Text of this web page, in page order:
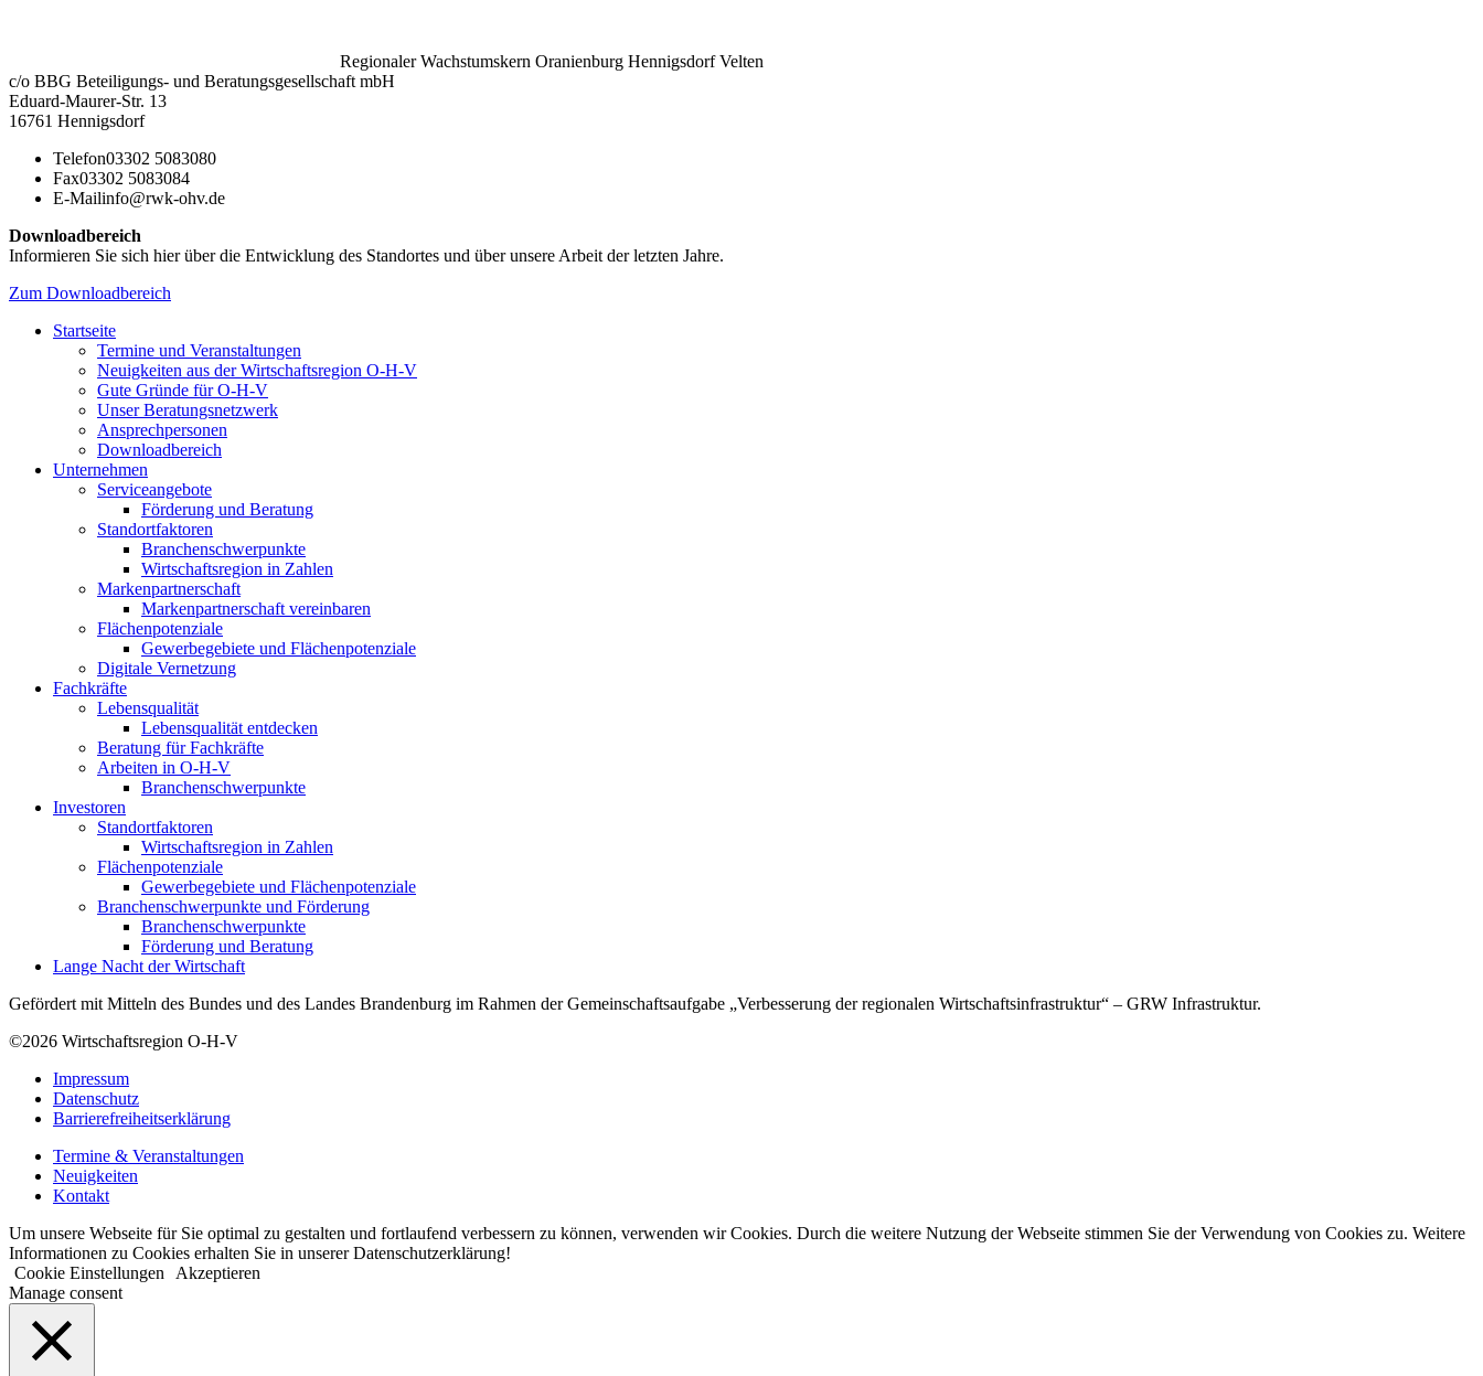
Regionaler Wachstumskern Oranienburg Hennigsdorf Velten
c/o BBG Beteiligungs- und Beratungsgesellschaft mbH
Eduard-Maurer-Str. 13
16761 Hennigsdorf
Telefon03302 5083080
Fax03302 5083084
E-Mailinfo@rwk-ohv.de
Downloadbereich
Informieren Sie sich hier über die Entwicklung des Standortes und über unsere Arbeit der letzten Jahre.
Zum Downloadbereich
Startseite
Termine und Veranstaltungen
Neuigkeiten aus der Wirtschaftsregion O-H-V
Gute Gründe für O-H-V
Unser Beratungsnetzwerk
Ansprechpersonen
Downloadbereich
Unternehmen
Serviceangebote
Förderung und Beratung
Standortfaktoren
Branchenschwerpunkte
Wirtschaftsregion in Zahlen
Markenpartnerschaft
Markenpartnerschaft vereinbaren
Flächenpotenziale
Gewerbegebiete und Flächenpotenziale
Digitale Vernetzung
Fachkräfte
Lebensqualität
Lebensqualität entdecken
Beratung für Fachkräfte
Arbeiten in O-H-V
Branchenschwerpunkte
Investoren
Standortfaktoren
Wirtschaftsregion in Zahlen
Flächenpotenziale
Gewerbegebiete und Flächenpotenziale
Branchenschwerpunkte und Förderung
Branchenschwerpunkte
Förderung und Beratung
Lange Nacht der Wirtschaft
Gefördert mit Mitteln des Bundes und des Landes Brandenburg im Rahmen der Gemeinschaftsaufgabe „Verbesserung der regionalen Wirtschaftsinfrastruktur“ – GRW Infrastruktur.
©2026 Wirtschaftsregion O-H-V
Impressum
Datenschutz
Barrierefreiheitserklärung
Termine & Veranstaltungen
Neuigkeiten
Kontakt
Um unsere Webseite für Sie optimal zu gestalten und fortlaufend verbessern zu können, verwenden wir Cookies. Durch die weitere Nutzung der Webseite stimmen Sie der Verwendung von Cookies zu. Weitere
Informationen zu Cookies erhalten Sie in unserer Datenschutzerklärung!
Cookie Einstellungen
Akzeptieren
Manage consent